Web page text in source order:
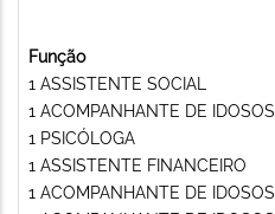
Função
1 ASSISTENTE SOCIAL
1 ACOMPANHANTE DE IDOSOS
1 PSICÓLOGA
1 ASSISTENTE FINANCEIRO
1 ACOMPANHANTE DE IDOSOS